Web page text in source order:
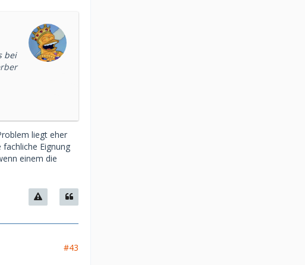
bei
liegt eher
Eignung
einem die
#43